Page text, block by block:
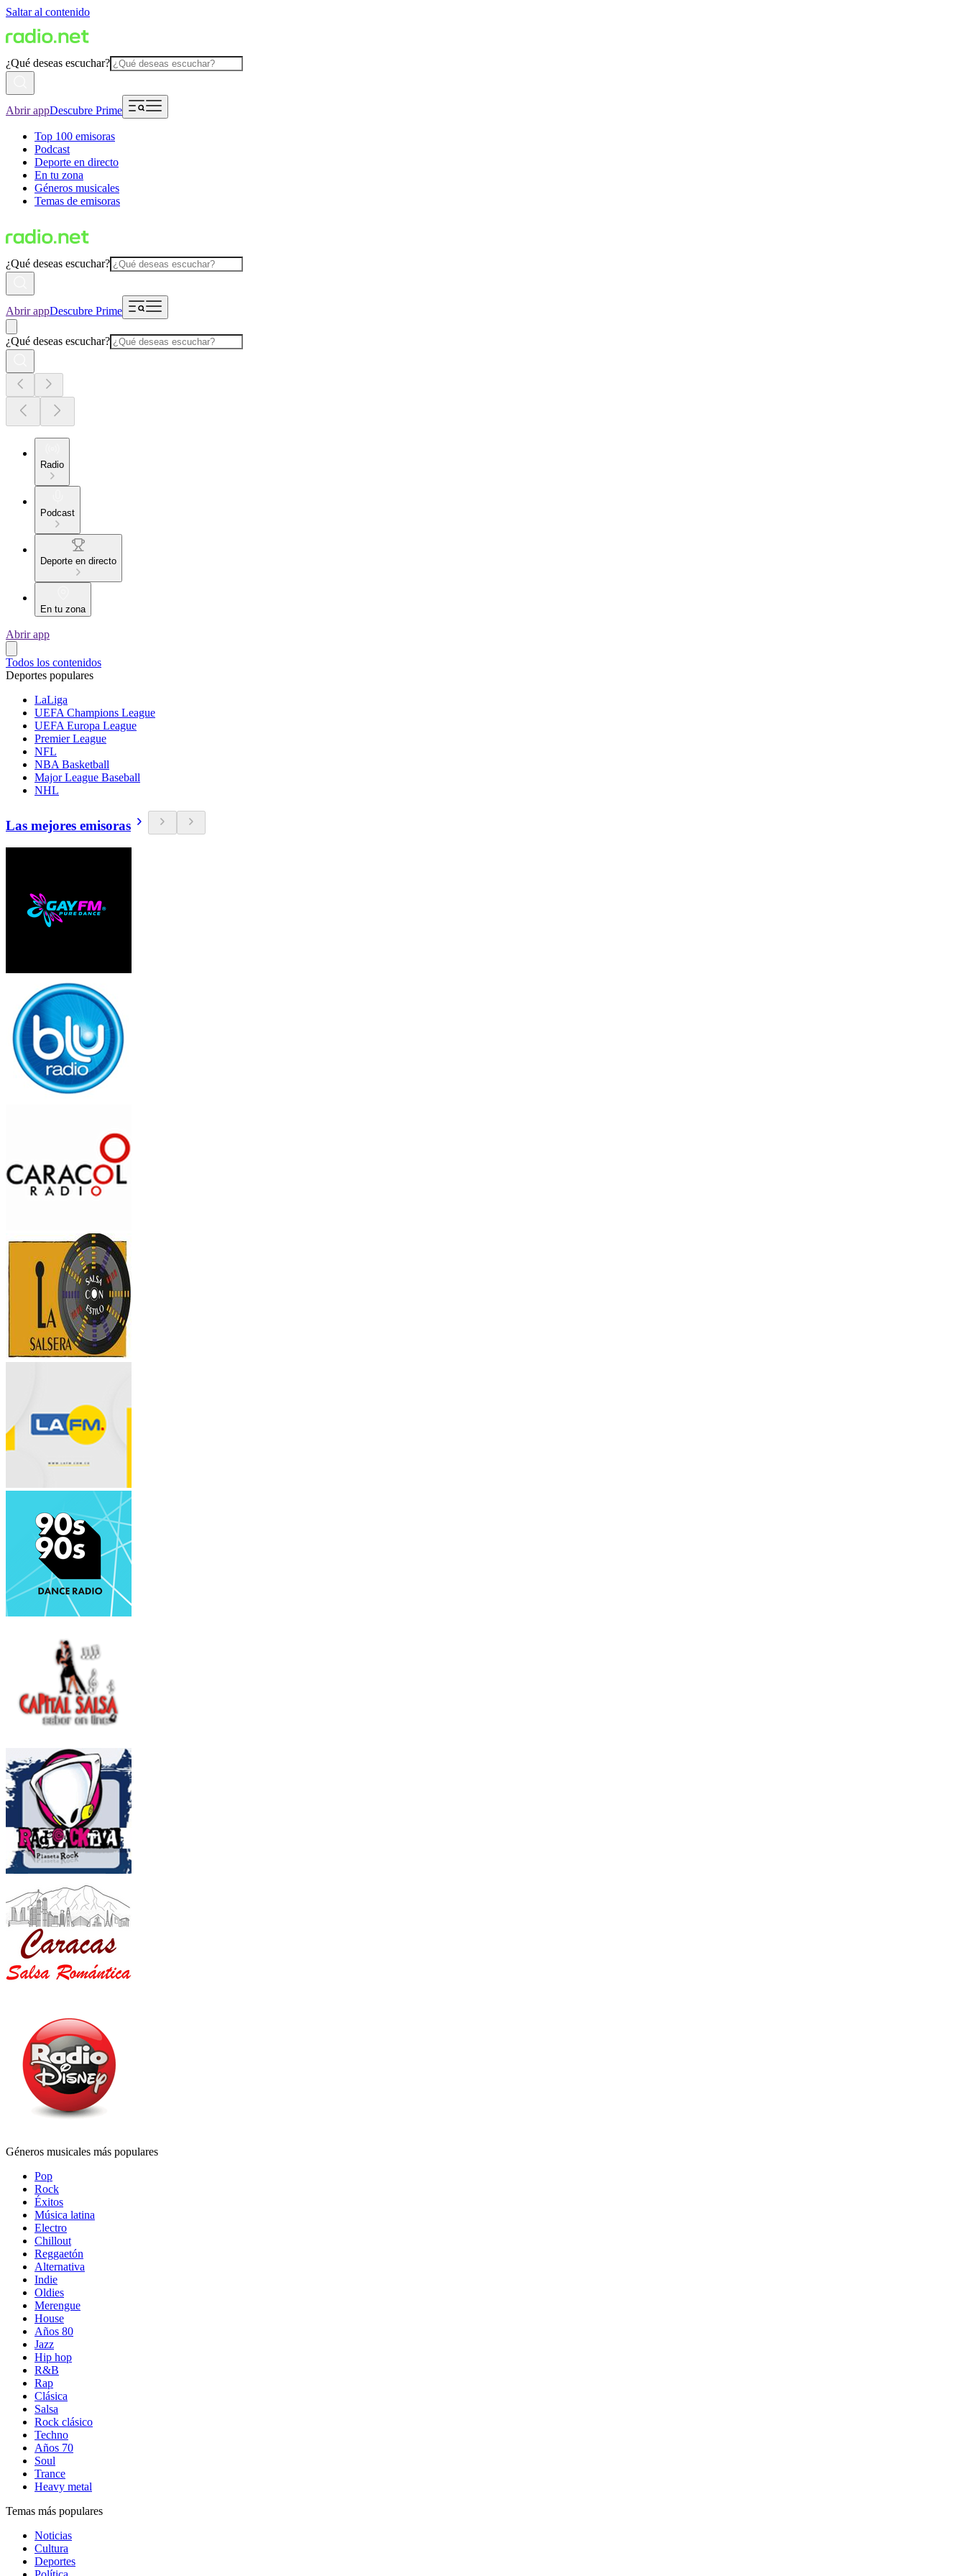
Saltar al contenido
¿Qué deseas escuchar?
Abrir appDescubre Prime
Top 100 emisoras
Podcast
Deporte en directo
En tu zona
Géneros musicales
Temas de emisoras
¿Qué deseas escuchar?
Abrir appDescubre Prime
¿Qué deseas escuchar?
Radio
Podcast
Deporte en directo
En tu zona
Abrir app
Todos los contenidos
Deportes populares
LaLiga
UEFA Champions League
UEFA Europa League
Premier League
NFL
NBA Basketball
Major League Baseball
NHL
Las mejores emisoras
Géneros musicales más populares
Pop
Rock
Éxitos
Música latina
Electro
Chillout
Reggaetón
Alternativa
Indie
Oldies
Merengue
House
Años 80
Jazz
Hip hop
R&B
Rap
Clásica
Salsa
Rock clásico
Techno
Años 70
Soul
Trance
Heavy metal
Temas más populares
Noticias
Cultura
Deportes